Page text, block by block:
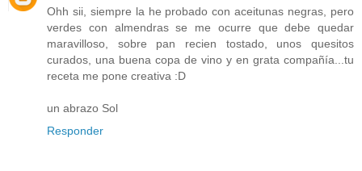
Ohh sii, siempre la he probado con aceitunas negras, pero
verdes con almendras se me ocurre que debe quedar
maravilloso, sobre pan recien tostado, unos quesitos
curados, una buena copa de vino y en grata compañía...tu
receta me pone creativa :D
un abrazo Sol
Responder